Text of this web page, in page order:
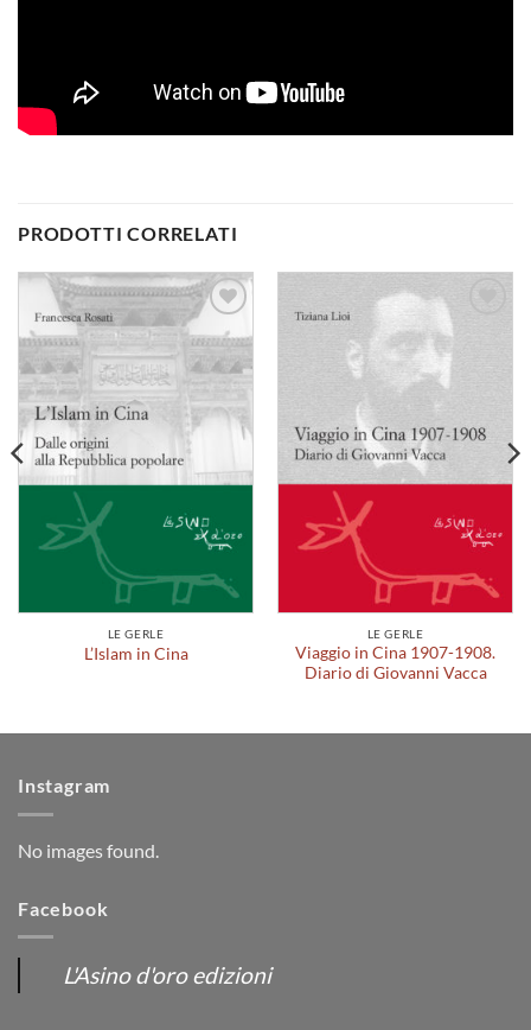
PRODOTTI CORRELATI
Aggiungi
alla lista
dei
LE GERLE
L’Islam in Cina
LE GERLE
Viaggio in Cina 1907-1908.
Diario di Giovanni Vacca
Instagram
No images found.
Facebook
L'Asino d'oro edizioni